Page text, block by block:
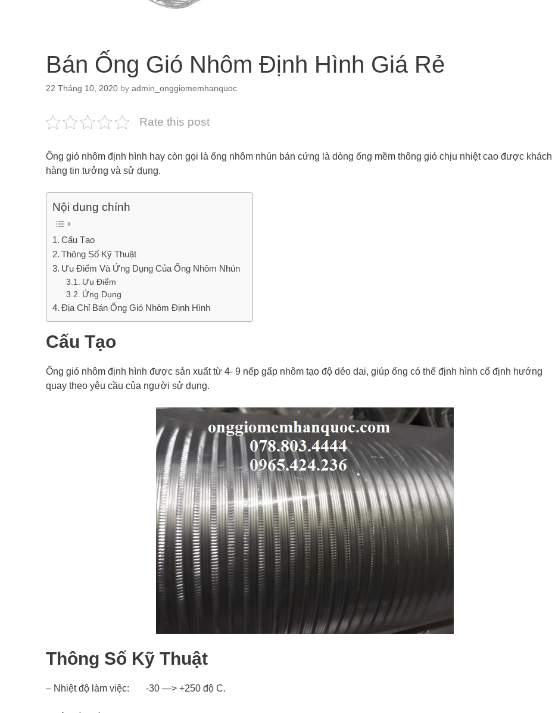
Bán Ống Gió Nhôm Định Hình Giá Rẻ
22 Tháng 10, 2020 by admin_onggiomemhanquoc
Rate this post
Ống gió nhôm định hình hay còn gọi là ống nhôm nhún bán cứng là dòng ống mềm thông gió chịu nhiệt cao được khách
hàng tin tưởng và sử dụng.
Nội dung chính
Cấu Tạo
Thông Số Kỹ Thuật
Ưu Điểm Và Ứng Dụng Của Ống Nhôm Nhún
Ưu Điểm
Ứng Dụng
Địa Chỉ Bán Ống Gió Nhôm Định Hình
Cấu Tạo
Ống gió nhôm định hình được sản xuất từ 4- 9 nếp gấp nhôm tạo độ dẻo dai, giúp ống có thể định hình cố định hướng
quay theo yêu cầu của người sử dụng.
Thông Số Kỹ Thuật
– Nhiệt độ làm việc: -30 —> +250 độ C.